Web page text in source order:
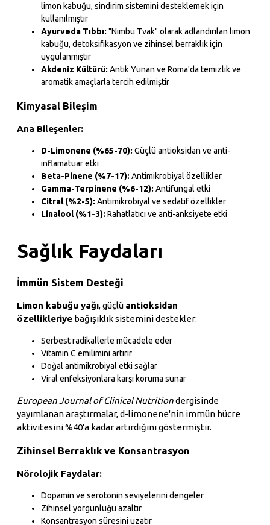
limon kabuğu, sindirim sistemini desteklemek için
kullanılmıştır
Ayurveda Tıbbı: "Nimbu Tvak" olarak adlandırılan limon
kabuğu, detoksifikasyon ve zihinsel berraklık için
uygulanmıştır
Akdeniz Kültürü: Antik Yunan ve Roma'da temizlik ve
aromatik amaçlarla tercih edilmiştir
Kimyasal Bileşim
Ana Bileşenler:
D-Limonene (%65-70): Güçlü antioksidan ve anti-
inflamatuar etki
Beta-Pinene (%7-17): Antimikrobiyal özellikler
Gamma-Terpinene (%6-12): Antifungal etki
Citral (%2-5): Antimikrobiyal ve sedatif özellikler
Linalool (%1-3): Rahatlatıcı ve anti-anksiyete etki
Sağlık Faydaları
İmmün Sistem Desteği
Limon kabuğu yağı, güçlü antioksidan
özellikleriye bağışıklık sistemini destekler:
Serbest radikallerle mücadele eder
Vitamin C emilimini artırır
Doğal antimikrobiyal etki sağlar
Viral enfeksiyonlara karşı koruma sunar
European Journal of Clinical Nutritiondergisinde
yayımlanan araştırmalar, d-limonene'nin immün hücre
aktivitesini %40'a kadar artırdığını göstermiştir.
Zihinsel Berraklık ve Konsantrasyon
Nörolojik Faydalar:
Dopamin ve serotonin seviyelerini dengeler
Zihinsel yorgunluğu azaltır
Konsantrasyon süresini uzatır